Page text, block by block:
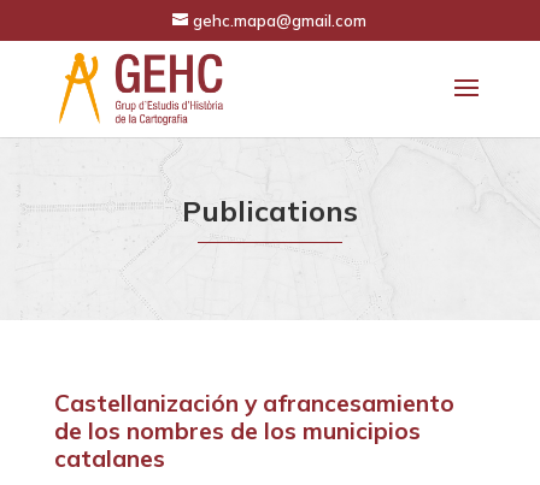
gehc.mapa@gmail.com
Publications
Castellanización y afrancesamiento
de los nombres de los municipios
catalanes